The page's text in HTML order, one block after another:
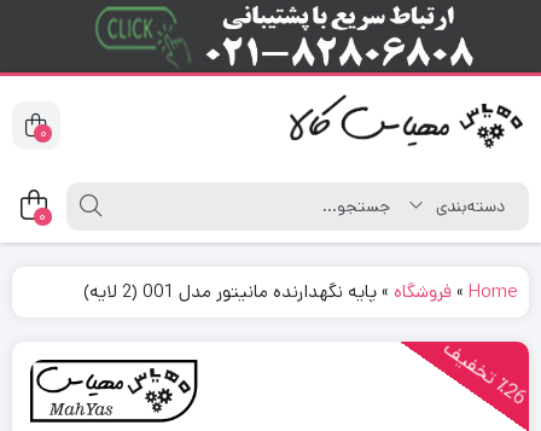
0
0
Home
»فروشگاه »پایه نگهدارنده مانیتور مدل 001 (2 لایه)
٪2
6
ت
خ
ف
یف